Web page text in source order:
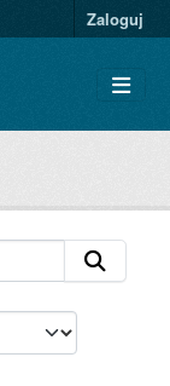
Zaloguj